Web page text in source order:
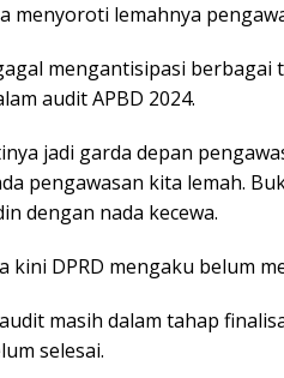
menyoroti lemahnya
mengantisipasi berbagai
audit APBD 2024.
jadi garda depan
pengawasan kita lemah.
dengan nada kecewa.
kini DPRD mengaku belum
masih dalam tahap
selesai.